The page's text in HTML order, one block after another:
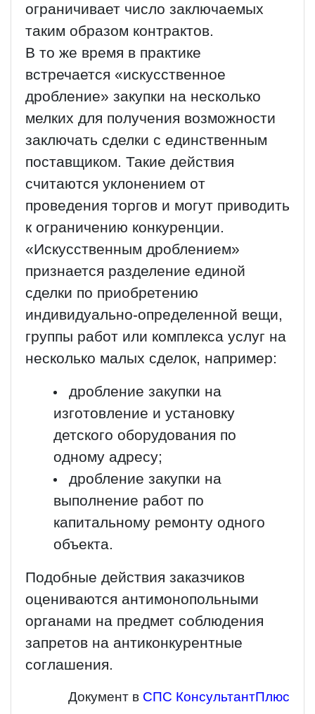
ограничивает число заключаемых
таким образом контрактов.
В то же время в практике
встречается «искусственное
дробление» закупки на несколько
мелких для получения возможности
заключать сделки с единственным
поставщиком. Такие действия
считаются уклонением от
проведения торгов и могут приводить
к ограничению конкуренции.
«Искусственным дроблением»
признается разделение единой
сделки по приобретению
индивидуально-определенной вещи,
группы работ или комплекса услуг на
несколько малых сделок, например:
дробление закупки на
изготовление и установку
детского оборудования по
одному адресу;
дробление закупки на
выполнение работ по
капитальному ремонту одного
объекта.
Подобные действия заказчиков
оцениваются антимонопольными
органами на предмет соблюдения
запретов на антиконкурентные
соглашения.
Документ в СПС КонсультантПлюс